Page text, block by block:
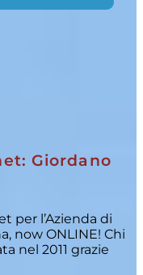
Giordano
per l’Azienda di
now ONLINE! Chi
nel 2011 grazie